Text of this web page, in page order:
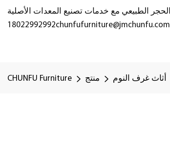
18022992992chunfufurniture@jmchunfu.com
CHUNFU Furniture منتج أثاث غرف النوم